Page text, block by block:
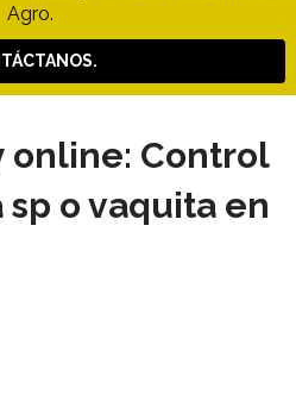
Agro.
online: Control
o vaquita en